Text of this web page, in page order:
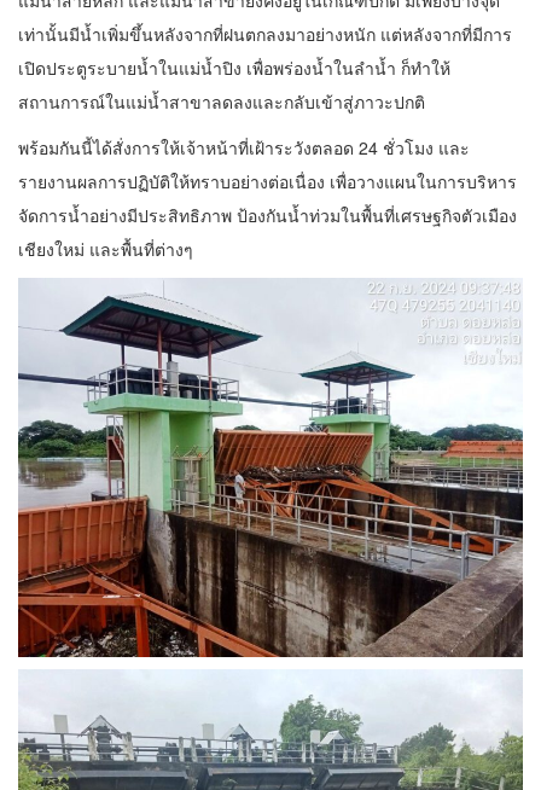
เท่านั้นมีน้ำเพิ่มขึ้นหลังจากที่ฝนตกลงมาอย่างหนัก แต่หลังจากที่มีการ
เปิดประตูระบายน้ำในแม่น้ำปิง เพื่อพร่องน้ำในลำน้ำ ก็ทำให้
สถานการณ์ในแม่น้ำสาขาลดลงและกลับเข้าสู่ภาวะปกติ
พร้อมกันนี้ได้สั่งการให้เจ้าหน้าที่เฝ้าระวังตลอด 24 ชั่วโมง และ
รายงานผลการปฏิบัติให้ทราบอย่างต่อเนื่อง เพื่อวางแผนในการบริหาร
จัดการน้ำอย่างมีประสิทธิภาพ ป้องกันน้ำท่วมในพื้นที่เศรษฐกิจตัวเมือง
เชียงใหม่ และพื้นที่ต่างๆ